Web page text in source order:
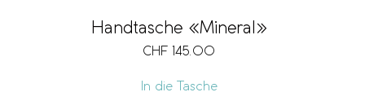
Handtasche «Mineral»
CHF 145.00
In die Tasche